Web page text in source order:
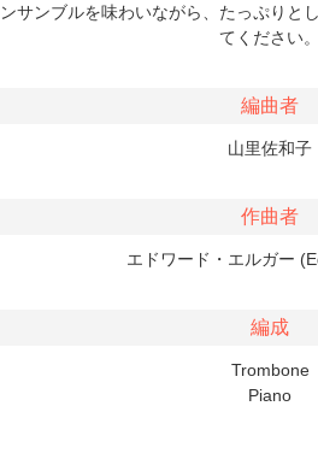
ンサンブルを味わいながら、たっぷりと
てください。
編曲者
山里佐和子
作曲者
エドワード・エルガー
編成
Trombone
Piano